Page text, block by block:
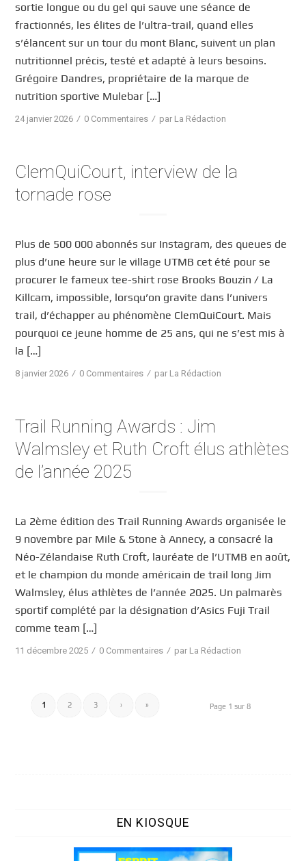
sortie longue ou du gel qui sauve une séance de
fractionnés, les élites de l’ultra-trail, quand elles
s’élancent sur un tour du mont Blanc, suivent un plan
nutritionnel précis, testé et adapté à leurs besoins.
Grégoire Dandres, propriétaire de la marque de
nutrition sportive Mulebar […]
24 janvier 2026 / 0 Commentaires / par La Rédaction
ClemQuiCourt, interview de la
tornade rose
Plus de 500 000 abonnés sur Instagram, des queues de
plus d’une heure sur le village UTMB cet été pour se
procurer le fameux tee-shirt rose Brooks Bouzin / La
Killcam, impossible, lorsqu’on gravite dans l’univers
trail, d’échapper au phénomène ClemQuiCourt. Mais
pourquoi ce jeune homme de 25 ans, qui ne s’est mis à
la […]
8 janvier 2026 / 0 Commentaires / par La Rédaction
Trail Running Awards : Jim
Walmsley et Ruth Croft élus athlètes
de l’année 2025
La 2ème édition des Trail Running Awards organisée le
9 novembre par Mile & Stone à Annecy, a consacré la
Néo-Zélandaise Ruth Croft, lauréate de l’UTMB en août,
et le champion du monde américain de trail long Jim
Walmsley, élus athlètes de l’année 2025. Un palmarès
sportif complété par la désignation d’Asics Fuji Trail
comme team […]
11 décembre 2025 / 0 Commentaires / par La Rédaction
Page 1 sur 8
1 2 3 › »
EN KIOSQUE